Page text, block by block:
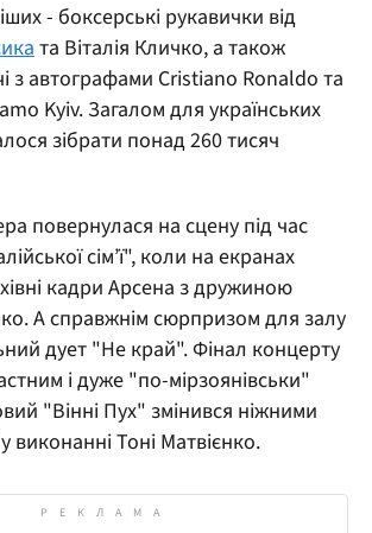
- боксерські рукавички від
та Віталія Кличко, а також
з автографами Cristiano Ronaldo та
Kyiv. Загалом для українських
зібрати понад 260 тисяч
повернулася на сцену під час
сім’ї", коли на екранах
кадри Арсена з дружиною
А справжнім сюрпризом для залу
дует "Не край". Фінал концерту
і дуже "по-мірзоянівськи"
"Вінні Пух" змінився ніжними
Тоні Матвієнко.